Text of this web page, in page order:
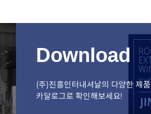
Download
(주)진흥인터내셔날의 다양한 제
카달로그로 확인해보세요!